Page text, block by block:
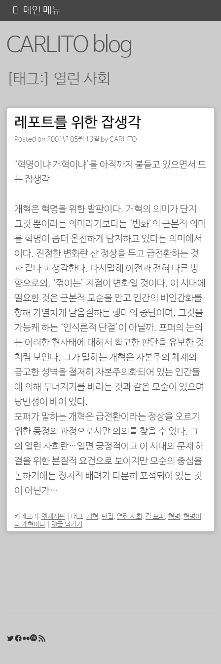
CARLITO blog
메인 메뉴
텐
[태그:] 열린 사회
포스트 내비게이션
레포트를 위한 잡생각
Posted on 2001년 05월 13일 byCARLITO
‘혁명이냐 개혁이냐’를 아직까지 붙들고 있으면서 드
는 잡생각
개혁은 혁명을 위한 발판이다. 개혁의 의미가 단지
그것 뿐이라는 의미라기보다는 ‘변화’의 근본적 의미
를 혁명이 좀더 온전하게 담지하고 있다는 의미에서
이다. 진정한 변화란 산 정상을 두고 급전환하는 것
과 같다고 생각한다. 다시말해 이전과 전혀 다른 방
향으로의, ‘꺾이는’ 지점이 변화일 것이다. 이 시대에
필요한 것은 근본적 모순을 안고 인간의 비인간화를
향해 가열차게 달음질하는 행태의 중단이며, 그것을
가능케 하는 ‘인식론적 단절’이 아닐까. 포퍼의 논의
는 이러한 현사태에 대해서 확고한 판단을 유보한 것
처럼 보인다. 그가 말하는 개혁은 자본주의 체제의
공고한 성벽을 철저히 자본주의화되어 있는 인간들
에 의해 무너지기를 바라는 것과 같은 모순이 있으며
낭만성이 베어 있다.
포퍼가 말하는 개혁은 급전환이라는 정상을 오르기
위한 등정의 과정으로서만 의의를 찾을 수 있다. 그
의 열린 사회란…일면 긍정적이고 이 시대의 문제 해
결을 위한 본질적 요건으로 보이지만 모순의 중심을
논하기에는 정치적 배려가 다분히 포석되어 있는 것
이 아닌가…
카테고리: 옛게시판 태그: 개혁, 단절, 열린 사회, 칼 포퍼, 혁명, 혁명이
냐 개혁이냐
댓글 남기기
Twitter
Facebook
FlickrLast.fm